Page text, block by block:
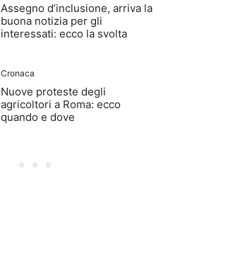
Assegno d’inclusione, arriva la
buona notizia per gli
interessati: ecco la svolta
Cronaca
Nuove proteste degli
agricoltori a Roma: ecco
quando e dove